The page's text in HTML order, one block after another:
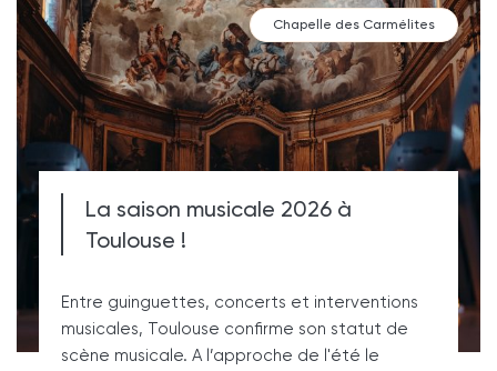
La saison musicale 2026 à
Toulouse !
Entre guinguettes, concerts et interventions
musicales, Toulouse confirme son statut de
scène musicale. A l’approche de l'été le
Chapelle des Carmélites